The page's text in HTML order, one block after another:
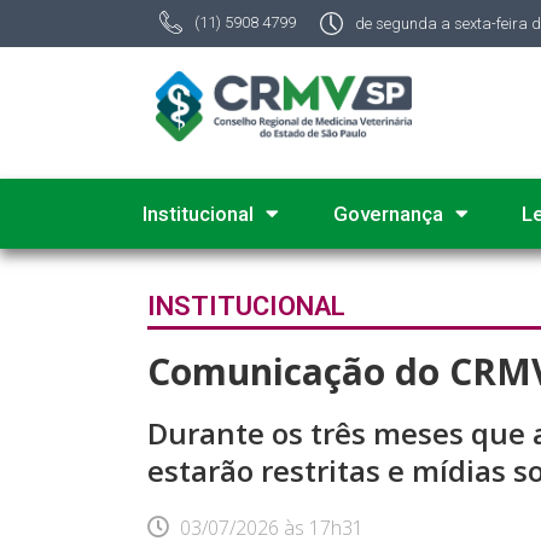
(11) 5908 4799 de segunda a sexta-feira
Institucional Governança
INSTITUCIONAL
Comunicação do
Durante os três meses
estarão restritas e mídias
03/07/2026 às 17h31